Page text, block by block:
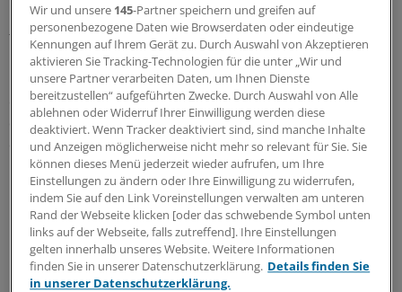
Der Anspruch soll nach dem Willen der Parlamentarier
für Betroffene ab dem reproduktionsfähigen Alter
bestehen. Die spätere Wiederverwendung von
Keimzellen sollte sich am Paragrafen 27a SGB V
orientieren. Der zieht die Altersgrenze für Frauen bei
der Vollendung des 40. Lebensjahres und bei Männern
des 50. Lebensjahres. Zudem wird eine eheliche
Partnerschaft vorausgesetzt.
In Deutschland erkranken jährlich etwa 15 000 junge
Erwachsene und 2000 Kinder an Krebs.(chb)
0
Wir und unsere 145-Partner speichern und greifen auf
personenbezogene Daten wie Browserdaten oder eindeutige
Kennungen auf Ihrem Gerät zu. Durch Auswahl von Akzeptieren
aktivieren Sie Tracking-Technologien für die unter „Wir und
unsere Partner verarbeiten Daten, um Ihnen Dienste
bereitzustellen“ aufgeführten Zwecke. Durch Auswahl von Alle
ablehnen oder Widerruf Ihrer Einwilligung werden diese
deaktiviert. Wenn Tracker deaktiviert sind, sind manche Inhalte
und Anzeigen möglicherweise nicht mehr so relevant für Sie. Sie
können dieses Menü jederzeit wieder aufrufen, um Ihre
Einstellungen zu ändern oder Ihre Einwilligung zu widerrufen,
indem Sie auf den Link Voreinstellungen verwalten am unteren
Rand der Webseite klicken [oder das schwebende Symbol unten
links auf der Webseite, falls zutreffend]. Ihre Einstellungen
gelten innerhalb unseres Website. Weitere Informationen
finden Sie in unserer Datenschutzerklärung. Details finden Sie
in unserer Datenschutzerklärung.